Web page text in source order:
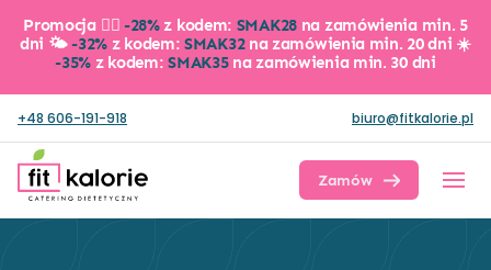
Promocja 👉🏼 -28%z kodem: SMAK28 na zamówienia min. 5
dni 🌤️-32% z kodem:SMAK32na zamówienia min. 20 dni ☀️
-35% z kodem:SMAK35na zamówienia min. 30 dni
+48 606-191-918 biuro@fitkalorie.pl
Zamów dietę